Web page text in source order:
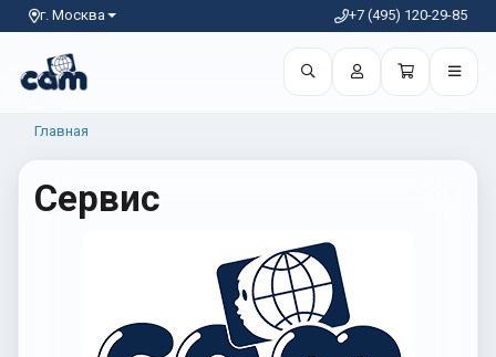
г. Москва +7 (495) 120-29-85
Главная
Сервис